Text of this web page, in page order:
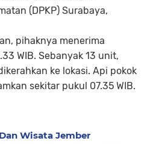
(DPKP) Surabaya,
pihaknya menerima
WIB. Sebanyak 13 unit,
ke lokasi. Api pokok
sekitar pukul 07.35 WIB.
Wisata Jember